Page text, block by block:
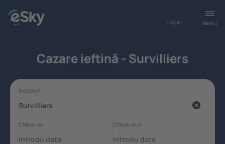
Meniu
Log in
Cazare ieftină - Survilliers